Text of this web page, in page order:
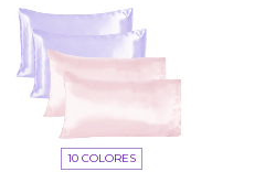
10 COLORES